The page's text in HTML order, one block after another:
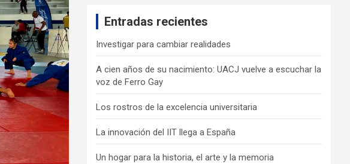
Entradas recientes
Investigar para cambiar realidades
A cien años de su nacimiento: UACJ vuelve a escuchar la
voz de Ferro Gay
Los rostros de la excelencia universitaria
La innovación del IIT llega a España
Un hogar para la historia, el arte y la memoria